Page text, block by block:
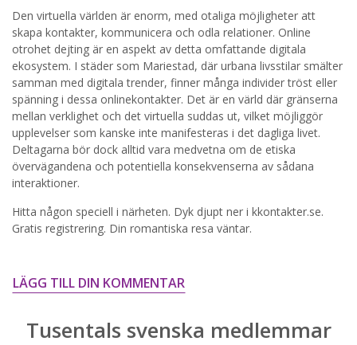
Genom att registrera godkänner jagVillkorenoch
Sekretesspolicyn. Jag godkänner att ta emot information och
reklam via e-post från hemsidans operatörer. Jag kan dra
tillbaka godkännande när jag vill.
STARTA NU!
Den virtuella världen är enorm, med otaliga möjligheter att
skapa kontakter, kommunicera och odla relationer. Online
otrohet dejting är en aspekt av detta omfattande digitala
ekosystem. I städer som Mariestad, där urbana livsstilar smälter
samman med digitala trender, finner många individer tröst eller
spänning i dessa onlinekontakter. Det är en värld där gränserna
mellan verklighet och det virtuella suddas ut, vilket möjliggör
upplevelser som kanske inte manifesteras i det dagliga livet.
Deltagarna bör dock alltid vara medvetna om de etiska
övervägandena och potentiella konsekvenserna av sådana
interaktioner.
Hitta någon speciell i närheten. Dyk djupt ner i kkontakter.se.
Gratis registrering. Din romantiska resa väntar.
LÄGG TILL DIN KOMMENTAR
Tusentals svenska medlemmar